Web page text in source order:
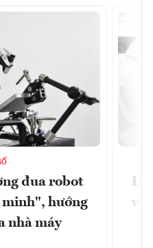
đua robot
minh", hướng
nhà máy